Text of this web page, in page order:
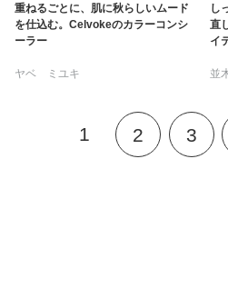
重ねるごとに、肌に秋らしいムード
を仕込む。Celvokeのカラーコンシ
ーラー
ヤベ ミユキ
し
直
イ
並
1 2 3